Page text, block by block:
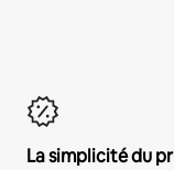
La simplicité du